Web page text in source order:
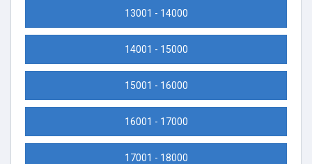
13001 - 14000
14001 - 15000
15001 - 16000
16001 - 17000
17001 - 18000